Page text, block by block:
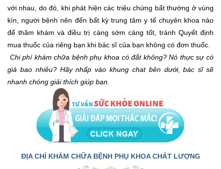
với nhau, do đó, khi phát hiện các triệu chứng bất thường ở vùng
kín, người bệnh nên đến bất kỳ trung tâm y tế chuyên khoa nào
để thăm khám và điều trị càng sớm càng tốt, tránh Quyết định
mua thuốc của riêng bạn khi bác sĩ của bạn không có đơn thuốc.
Chi phí khám chữa bệnh phụ khoa có đắt không? Nó thực sự có
giá bao nhiêu? Hãy nhấp vào khung chat bên dưới, bác sĩ sẽ
nhanh chóng giải thích giúp bạn.
ĐỊA CHỈ KHÁM CHỮA BỆNH PHỤ KHOA CHẤT LƯỢNG